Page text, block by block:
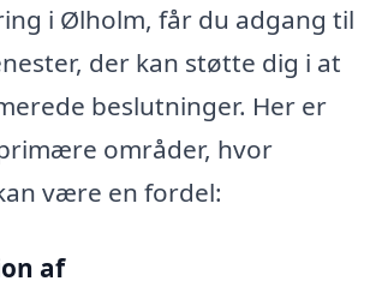
i Ølholm, får du adgang til
der kan støtte dig i at
beslutninger. Her er
områder, hvor
være en fordel:
af